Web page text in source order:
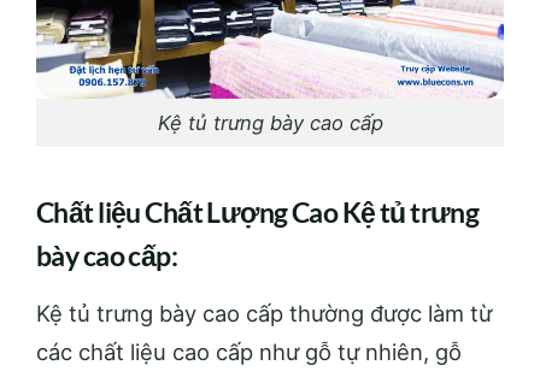
Kệ tủ trưng bày cao cấp
Chất liệu Chất Lượng Cao Kệ tủ trưng
bày cao cấp:
Kệ tủ trưng bày cao cấp thường được làm từ
các chất liệu cao cấp như gỗ tự nhiên, gỗ